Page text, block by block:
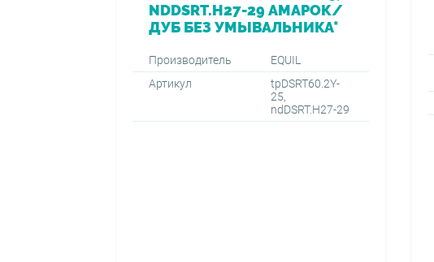
NDDSRT.H27-29 АМАРОК/
ДУБ БЕЗ УМЫВАЛЬНИКА*
Производитель
EQUIL
Артикул
tpDSRT60.2Y-
25,
ndDSRT.H27-29